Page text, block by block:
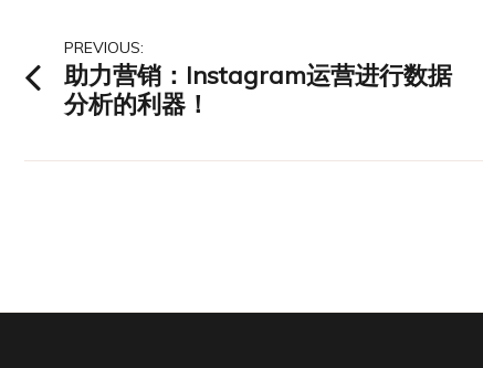
章
PREVIOUS:
助力营销：Instagram运营进行数据
分析的利器！